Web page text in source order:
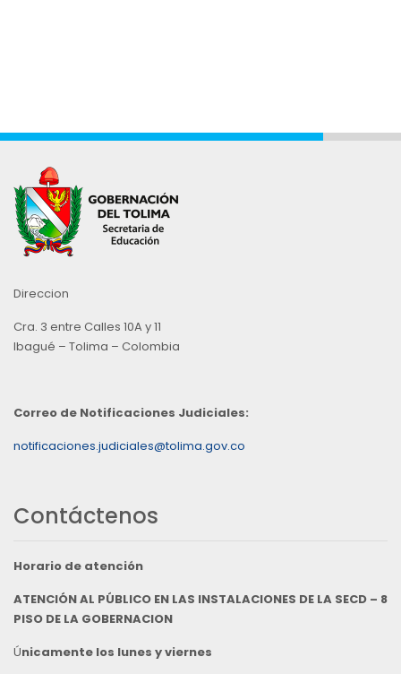
Direccion
Cra. 3 entre Calles 10A y 11
Ibagué – Tolima – Colombia
Correo de Notificaciones Judiciales:
notificaciones.judiciales@tolima.gov.co
Contáctenos
Horario de atención
ATENCIÓN AL PÚBLICO EN LAS INSTALACIONES DE LA SECD – 8
PISO DE LA GOBERNACION
Únicamente los lunes y viernes